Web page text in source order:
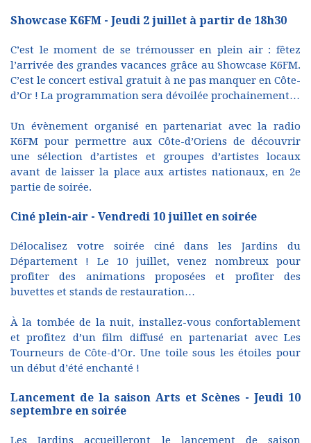
Showcase K6FM - Jeudi 2 juillet à partir de 18h30
C’est le moment de se trémousser en plein air : fêtez
l’arrivée des grandes vacances grâce au Showcase K6FM.
C’est le concert estival gratuit à ne pas manquer en Côte-
d’Or ! La programmation sera dévoilée prochainement…
Un évènement organisé en partenariat avec la radio
K6FM pour permettre aux Côte-d’Oriens de découvrir
une sélection d’artistes et groupes d’artistes locaux
avant de laisser la place aux artistes nationaux, en 2e
partie de soirée.
Ciné plein-air - Vendredi 10 juillet en soirée
Délocalisez votre soirée ciné dans les Jardins du
Département ! Le 10 juillet, venez nombreux pour
profiter des animations proposées et profiter des
buvettes et stands de restauration…
À la tombée de la nuit, installez-vous confortablement
et profitez d’un film diffusé en partenariat avec Les
Tourneurs de Côte-d’Or. Une toile sous les étoiles pour
un début d’été enchanté !
Lancement de la saison Arts et Scènes - Jeudi 10
septembre en soirée
Les Jardins accueilleront le lancement de saison